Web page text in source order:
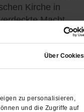
Über Cookies
zu personalisieren,
und die Zugriffe auf
Kirche in
Macht,
notwendigen